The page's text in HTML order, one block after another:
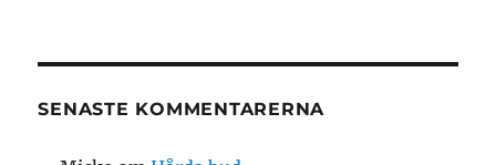
SENASTE KOMMENTARERNA